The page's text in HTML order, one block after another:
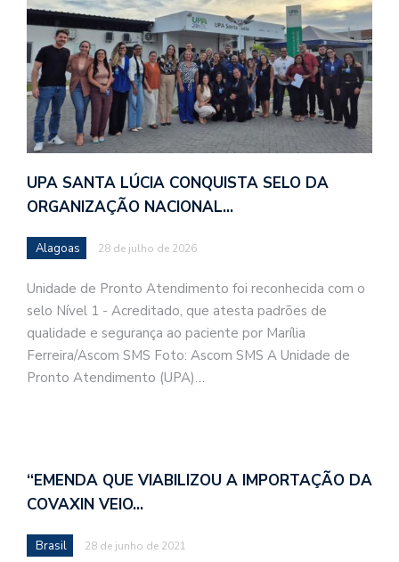
UPA SANTA LÚCIA CONQUISTA SELO DA
ORGANIZAÇÃO NACIONAL…
Alagoas 28 de julho de 2026
Unidade de Pronto Atendimento foi reconhecida com o
selo Nível 1 - Acreditado, que atesta padrões de
qualidade e segurança ao paciente por Marília
Ferreira/Ascom SMS Foto: Ascom SMS A Unidade de
Pronto Atendimento (UPA)…
“EMENDA QUE VIABILIZOU A IMPORTAÇÃO DA
COVAXIN VEIO…
Brasil 28 de junho de 2021